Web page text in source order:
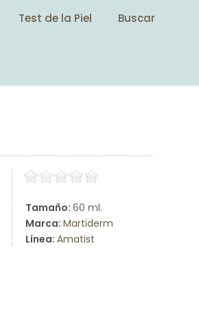
Test de la Piel
Buscar
Tamaño: 60 ml.
Marca: Martiderm
Línea: Amatist